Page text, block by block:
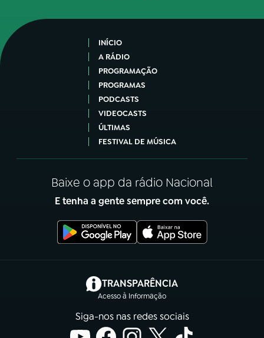
INÍCIO
A RÁDIO
PROGRAMAÇÃO
PROGRAMAS
PODCASTS
VIDEOCASTS
ÚLTIMAS
FESTIVAL DE MÚSICA
Baixe o app da rádio Nacional
E tenha a gente sempre com você.
TRANSPARÊNCIA
Acesso à Informação
(abre em nova aba)
Siga-nos nas redes sociais